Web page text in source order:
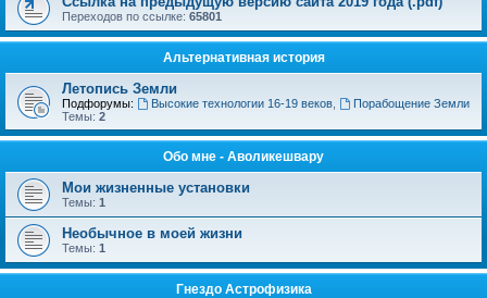
Переходов по ссылке: 65801
Альтернативная история
Летопись Земли
Подфорумы: Высокие технологии 16-19 веков,
Порабощение Земли
Темы: 2
Обо мне - Аволикешвару
Мои жизненные установки
Темы: 1
Необычное в моей жизни
Темы: 1
Гнездо Астрофизика